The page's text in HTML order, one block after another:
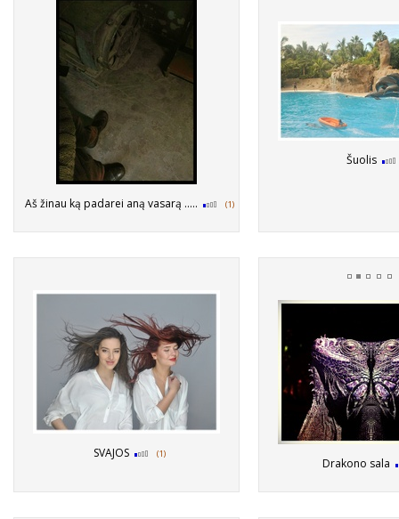
Aš žinau ką padarei aną vasarą ..... (1)
Šuolis
SVAJOS (1)
Drakono sala